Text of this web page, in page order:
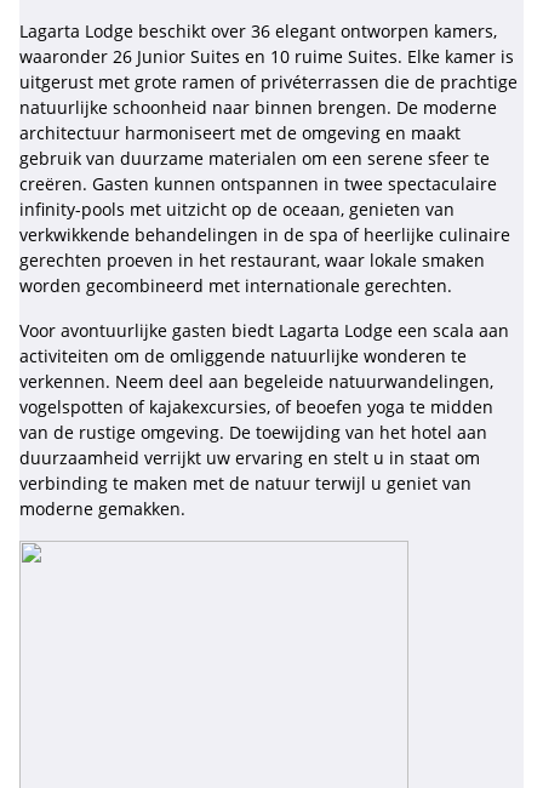
Lagarta Lodge beschikt over 36 elegant ontworpen kamers,
waaronder 26 Junior Suites en 10 ruime Suites. Elke kamer is
uitgerust met grote ramen of privéterrassen die de prachtige
natuurlijke schoonheid naar binnen brengen. De moderne
architectuur harmoniseert met de omgeving en maakt
gebruik van duurzame materialen om een serene sfeer te
creëren. Gasten kunnen ontspannen in twee spectaculaire
infinity-pools met uitzicht op de oceaan, genieten van
verkwikkende behandelingen in de spa of heerlijke culinaire
gerechten proeven in het restaurant, waar lokale smaken
worden gecombineerd met internationale gerechten.
Voor avontuurlijke gasten biedt Lagarta Lodge een scala aan
activiteiten om de omliggende natuurlijke wonderen te
verkennen. Neem deel aan begeleide natuurwandelingen,
vogelspotten of kajakexcursies, of beoefen yoga te midden
van de rustige omgeving. De toewijding van het hotel aan
duurzaamheid verrijkt uw ervaring en stelt u in staat om
verbinding te maken met de natuur terwijl u geniet van
moderne gemakken.